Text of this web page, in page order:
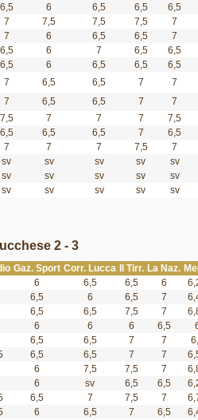
6,5 6 6,5 6,5
6,5
7 7,5 7,5 7,5
7
7 6 6,5 6,5
7
6,5 6 7 6,5
6,5
6,5 6 6,5 6,5
6,5
7 6,5 6,5 7
7
7 6,5 6,5 7
7
7,5 7 7 7
7,5
6,5 6,5 6,5 7
6,5
7 7 7 7,5
7
sv sv sv sv
sv
sv sv sv sv
sv
sv sv sv sv sv
2 - 3
Gaz. Sport Corr. Lucca Il Tirr. La Naz.
6 6,5 6,5 6
6,5 6 6,5 7
6,5 6,5 7,5 7
6 6 6 6,5
6,5 6,5 7 7
6,5 6,5 7 7
6 7,5 7,5 7
6 sv 6,5 6,5
6,5 7 7,5 7
6 6,5 7 6,5